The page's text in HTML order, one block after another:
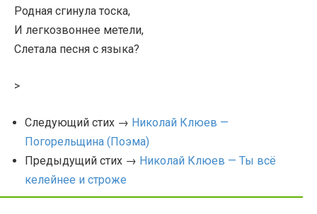
Родная сгинула тоска,
И легкозвоннее метели,
Слетала песня с языка?
>
Следующий стих → Николай Клюев —
Погорельщина (Поэма)
Предыдущий стих → Николай Клюев — Ты всё
келейнее и строже